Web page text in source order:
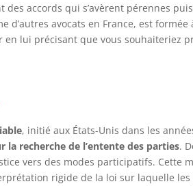
accords qui s’avèrent pérennes
d’autres avocats en France, est
en lui précisant que vous souhaiteriez
, initié aux États-Unis dans les
la recherche de l’entente des parties.
vers des modes participatifs. Cette
rigide de la loi sur laquelle les